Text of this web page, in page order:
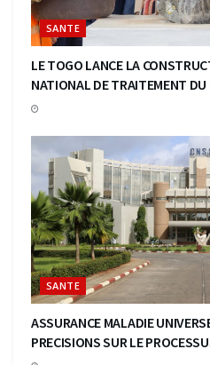
SANTE
LE TOGO LANCE LA
NATIONAL DE TRAITEMENT DU
SANTE
ASSURANCE MALADIE
PRECISIONS SUR LE